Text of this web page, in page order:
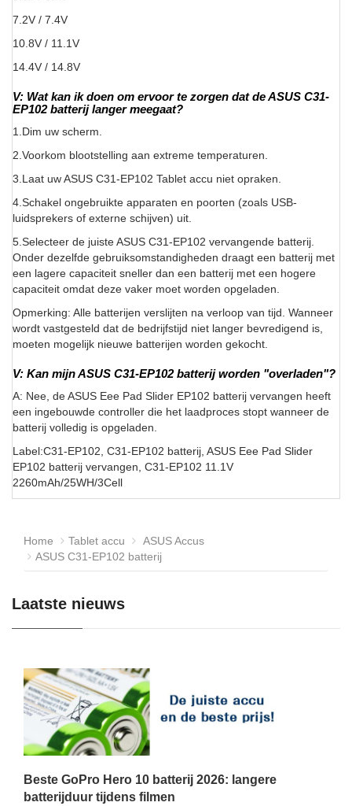
7.2V / 7.4V
10.8V / 11.1V
14.4V / 14.8V
V: Wat kan ik doen om ervoor te zorgen dat de ASUS C31-
EP102 batterij langer meegaat?
1.Dim uw scherm.
2.Voorkom blootstelling aan extreme temperaturen.
3.Laat uw ASUS C31-EP102 Tablet accu niet opraken.
4.Schakel ongebruikte apparaten en poorten (zoals USB-
luidsprekers of externe schijven) uit.
5.Selecteer de juiste ASUS C31-EP102 vervangende batterij.
Onder dezelfde gebruiksomstandigheden draagt een batterij met
een lagere capaciteit sneller dan een batterij met een hogere
capaciteit omdat deze vaker moet worden opgeladen.
Opmerking: Alle batterijen verslijten na verloop van tijd. Wanneer
wordt vastgesteld dat de bedrijfstijd niet langer bevredigend is,
moeten mogelijk nieuwe batterijen worden gekocht.
V: Kan mijn ASUS C31-EP102 batterij worden "overladen"?
A: Nee, de ASUS Eee Pad Slider EP102 batterij vervangen heeft
een ingebouwde controller die het laadproces stopt wanneer de
batterij volledig is opgeladen.
Label:C31-EP102, C31-EP102 batterij, ASUS Eee Pad Slider
EP102 batterij vervangen, C31-EP102 11.1V
2260mAh/25WH/3Cell
Home Tablet accu
ASUS Accus
ASUS C31-EP102 batterij
Laatste nieuws
Beste GoPro Hero 10 batterij 2026: langere
batterijduur tijdens filmen